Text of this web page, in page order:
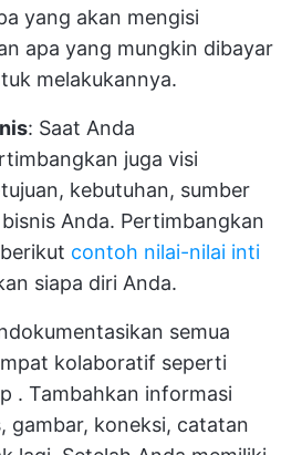
yang akan mengisi
apa yang mungkin dibayar
melakukannya.
: Saat Anda
juga visi
kebutuhan, sumber
Anda. Pertimbangkan
contoh nilai-nilai inti
siapa diri Anda.
semua
kolaboratif seperti
. Tambahkan informasi
gambar, koneksi, catatan